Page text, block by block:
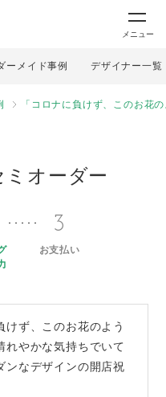
メニュー
ーメイド事例 デザイナー一覧
「コロナに負けず、このお花
オーダー
3
お支払い
けず、このお花のよう
れやかな気持ちでいて
ンなデザインの開店祝